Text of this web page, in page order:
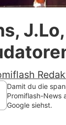
Damit du die
Promiflash-News
Google siehst.